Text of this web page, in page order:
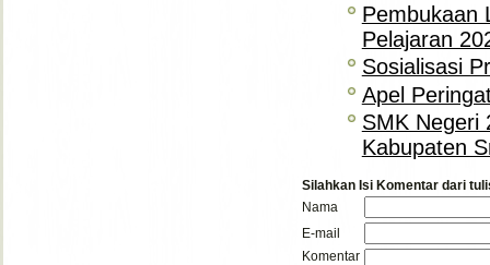
Pembukaan
Pelajaran
Sosialisasi
Apel
SMK Negeri
Kabupaten
Silahkan Isi Komentar dari
Nama
E-mail
Komentar